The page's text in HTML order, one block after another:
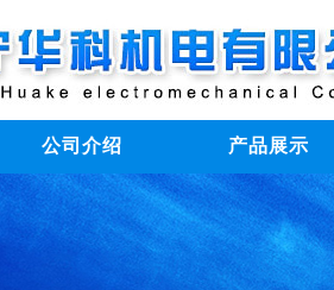
公司介绍 产品展示